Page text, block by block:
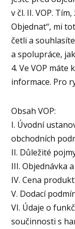
v čl. II. VOP.
Objednat“, mi
četli a
a spolupráce,
4. Ve VOP máte
informace. Pro
Obsah VOP:
I. Úvodní
obchodních
II. Důležité
III. Objednávka
IV. Cena
V. Dodací
VI. Údaje o
součinnosti s